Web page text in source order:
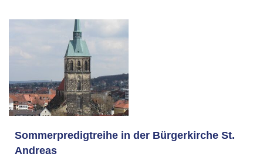
Sommerpredigtreihe in der Bürgerkirche St.
Andreas